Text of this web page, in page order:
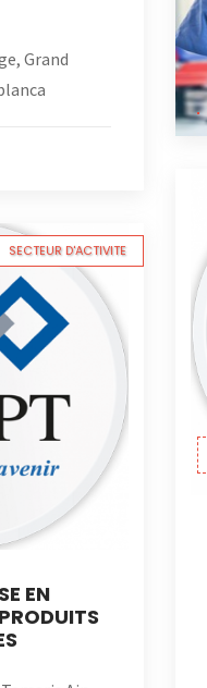
Grand
SECTEUR D'ACTIVITE
EN